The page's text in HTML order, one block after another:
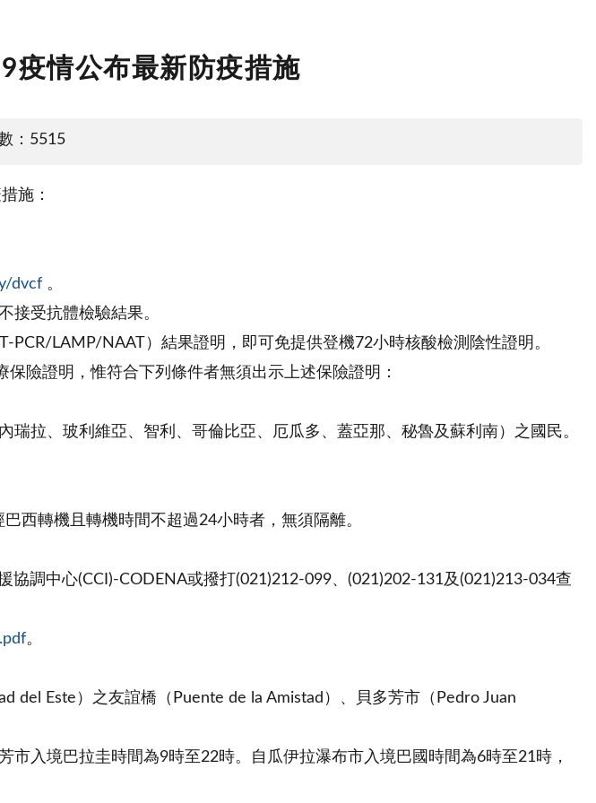
疫情公布最新防疫措施
：5515
施：
dvcf 。
接受抗體檢驗結果。
LAMP/NAAT）結果證明，即可免提供登機72小時核酸檢測陰性證明。
險證明，惟符合下列條件者無須出示上述保險證明：
拉、玻利維亞、智利、哥倫比亞、厄瓜多、蓋亞那、秘魯及蘇利南）之國民。
西轉機且轉機時間不超過24小時者，無須隔離。
調中心(CCI)-CODENA或撥打(021)212-099、(021)202-131及(021)213-034查
。
del Este）之友誼橋（Puente de la Amistad）、貝多芳市（Pedro Juan
入境巴拉圭時間為9時至22時。自瓜伊拉瀑布市入境巴國時間為6時至21時，